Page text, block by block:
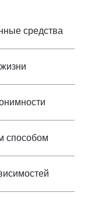
средства
способом